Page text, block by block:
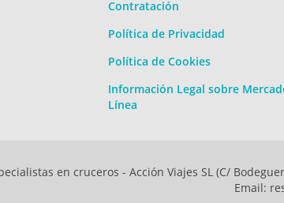
Contratación
Política de Privacidad
Política de Cookies
Información Legal sobre
Línea
en cruceros - Acción Viajes SL (C/
Email: